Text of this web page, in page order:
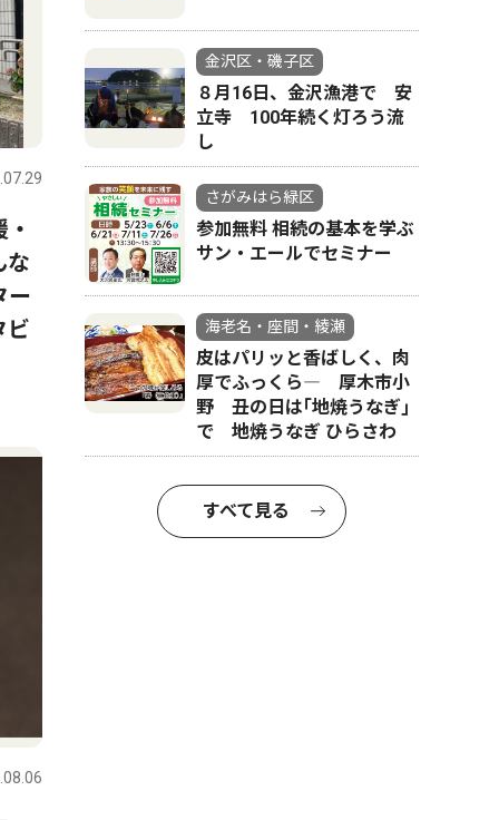
な
ー
ビ
金沢区・磯子区
８月16日、金沢漁港で 安
立寺 100年続く灯ろう流
し
さがみはら緑区
参加無料 相続の基本を学ぶ
サン・エールでセミナー
海老名・座間・綾瀬
皮はパリッと香ばしく、肉
厚でふっくら― 厚木市小
野 丑の日は｢地焼うなぎ｣
で 地焼うなぎ ひらさわ
すべて見る